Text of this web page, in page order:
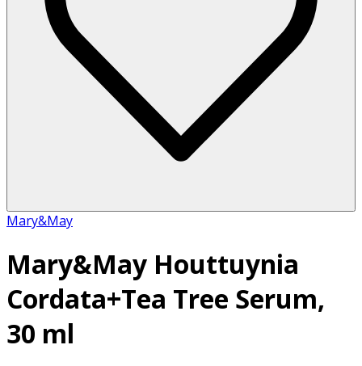
Mary&May
Mary&May Houttuynia
Cordata+Tea Tree Serum,
30 ml